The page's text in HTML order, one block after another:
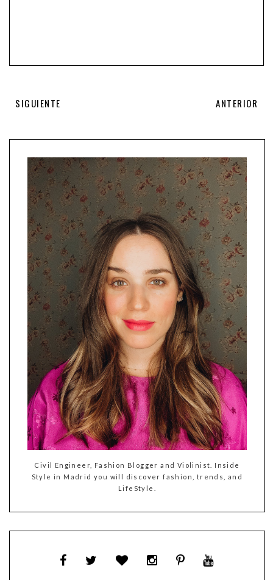
SIGUIENTE ANTERIOR
Civil Engineer, Fashion Blogger and Violinist. Inside
Style in Madrid you will discover fashion, trends, and
LifeStyle.